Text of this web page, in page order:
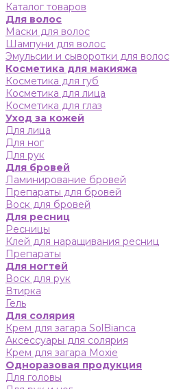
Каталог товаров
Для волос
Маски для волос
Шампуни для волос
Эмульсии и сыворотки для волос
Косметика для макияжа
Косметика для губ
Косметика для лица
Косметика для глаз
Уход за кожей
Для лица
Для ног
Для рук
Для бровей
Ламинирование бровей
Препараты для бровей
Воск для бровей
Для ресниц
Ресницы
Клей для наращивания ресниц
Препараты
Для ногтей
Воск для рук
Втирка
Гель
Для солярия
Крем для загара SolBianca
Аксессуары для солярия
Крем для загара Moxie
Одноразовая продукция
Для головы